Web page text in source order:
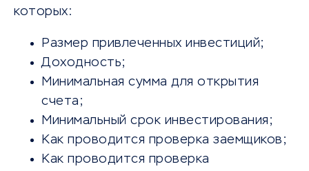
которых:
Размер привлеченных инвестиций;
Доходность;
Минимальная сумма для открытия
счета;
Минимальный срок инвестирования;
Как проводится проверка заемщиков;
Как проводится проверка